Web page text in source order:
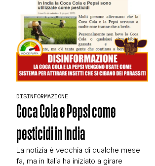
SCIENZA E TECNOLOGIA
SALUTE E MEDICINA
STORIA E CITAZIONI
INTRATTENIMENTO
DISINFORMAZIONE
Coca Cola e Pepsi come
pesticidi in India
La notizia è vecchia di qualche mese
fa, ma in Italia ha iniziato a girare